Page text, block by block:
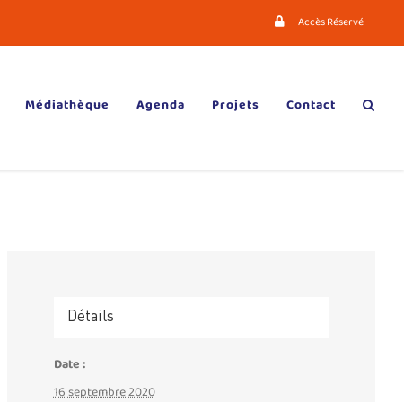
Accès Réservé
Médiathèque Agenda Projets Contact
Détails
Date :
16 septembre 2020